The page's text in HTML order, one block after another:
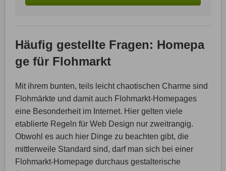
Häufig gestellte Fragen: Homepa
ge für Flohmarkt
Mit ihrem bunten, teils leicht chaotischen Charme sind
Flohmärkte und damit auch Flohmarkt-Homepages
eine Besonderheit im Internet. Hier gelten viele
etablierte Regeln für Web Design nur zweitrangig.
Obwohl es auch hier Dinge zu beachten gibt, die
mittlerweile Standard sind, darf man sich bei einer
Flohmarkt-Homepage durchaus gestalterische